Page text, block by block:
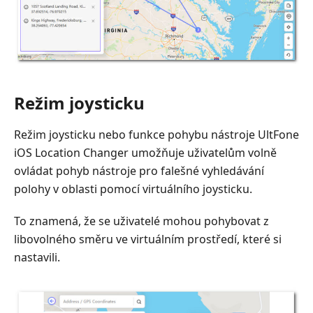
Režim joysticku
Režim joysticku nebo funkce pohybu nástroje UltFone
iOS Location Changer umožňuje uživatelům volně
ovládat pohyb nástroje pro falešné vyhledávání
polohy v oblasti pomocí virtuálního joysticku.
To znamená, že se uživatelé mohou pohybovat z
libovolného směru ve virtuálním prostředí, které si
nastavili.